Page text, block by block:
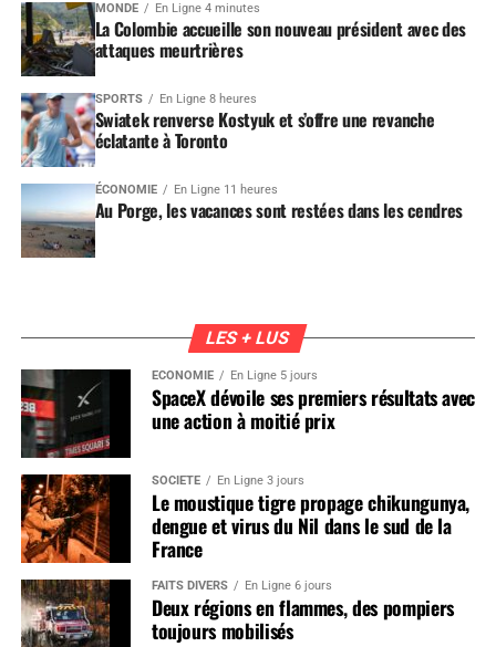
MONDE En Ligne 4 minutes
La Colombie accueille son nouveau président avec des
attaques meurtrières
SPORTS En Ligne 8 heures
Swiatek renverse Kostyuk et s’offre une revanche
éclatante à Toronto
ÉCONOMIE En Ligne 11 heures
Au Porge, les vacances sont restées dans les cendres
LES + LUS
ÉCONOMIE En Ligne 5 jours
SpaceX dévoile ses premiers résultats avec
une action à moitié prix
SOCIÉTÉ En Ligne 3 jours
Le moustique tigre propage chikungunya,
dengue et virus du Nil dans le sud de la
France
FAITS DIVERS En Ligne 6 jours
Deux régions en flammes, des pompiers
toujours mobilisés